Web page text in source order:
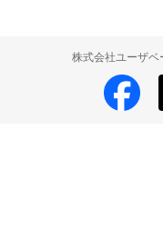
株式会社ユーザベ